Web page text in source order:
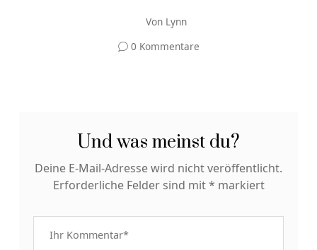
Von Lynn
0 Kommentare
Und was meinst du?
Deine E-Mail-Adresse wird nicht veröffentlicht.
Erforderliche Felder sind mit* markiert